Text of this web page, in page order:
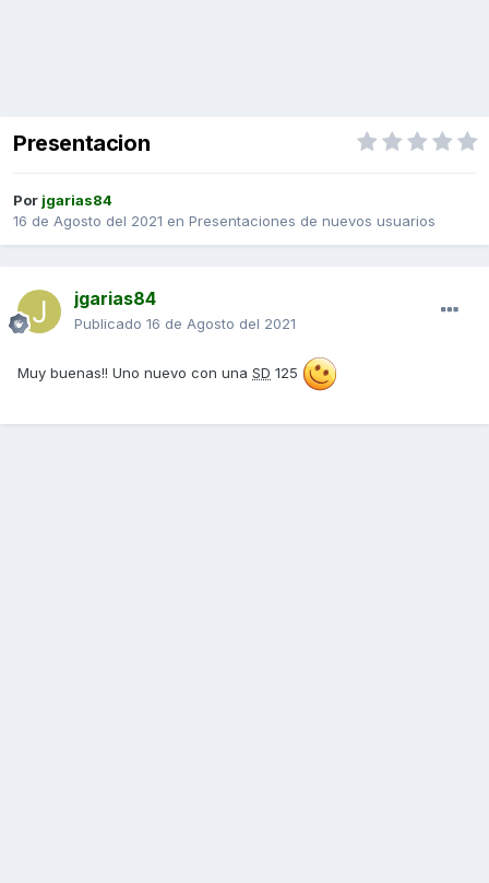
Presentacion
Por jgarias84
16 de Agosto del 2021 en Presentaciones de nuevos usuarios
jgarias84
Publicado 16 de Agosto del 2021
Muy buenas!! Uno nuevo con una SD 125